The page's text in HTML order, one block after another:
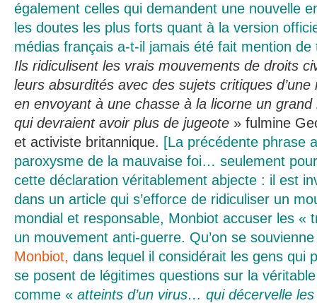
également celles qui demandent une nouvelle
les doutes les plus forts quant à la version
médias français a-t-il jamais été fait mention
Ils ridiculisent les vrais mouvements de droits
leurs absurdités avec des sujets critiques
en envoyant à une chasse à la licorne un
qui devraient avoir plus de jugeote » fulmine
et activiste britannique. [La précédente phrase
paroxysme de la mauvaise foi… seulement
cette déclaration véritablement abjecte : il est
dans un article qui s’efforce de ridiculiser un
mondial et responsable, Monbiot accuser les «
un mouvement anti-guerre. Qu’on se souvienne
Monbiot, dans lequel il considérait les gens qui
se posent de légitimes questions sur la
comme « atteints d’un virus… qui décervelle